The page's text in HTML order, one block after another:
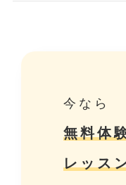
今なら
無料体
レッス